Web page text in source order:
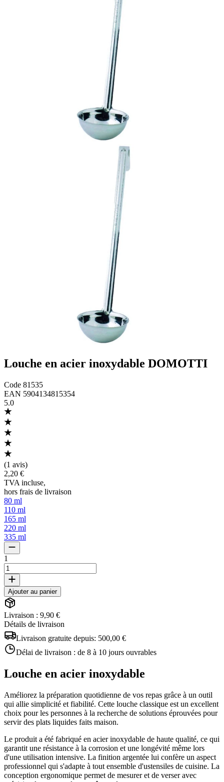
Louche en acier inoxydable DOMOTTI
Code 81535
EAN 5904134815354
5.0
(1 avis)
2,20 €
TVA incluse,
hors frais de livraison
80 ml
110 ml
165 ml
220 ml
335 ml
1
Ajouter au panier
Livraison : 9,90 €
Détails de livraison
Livraison gratuite depuis: 500,00 €
Délai de livraison : de 8 à 10 jours ouvrables
Louche en acier inoxydable
Améliorez la préparation quotidienne de vos repas grâce à un outil
qui allie simplicité et fiabilité. Cette louche classique est un excellent
choix pour les personnes à la recherche de solutions éprouvées pour
servir des plats liquides faits maison.
Le produit a été fabriqué en acier inoxydable de haute qualité, ce qui
garantit une résistance à la corrosion et une longévité même lors
d'une utilisation intensive. La finition argentée lui confère un aspect
professionnel qui s'adapte à tout ensemble d'ustensiles de cuisine. La
conception ergonomique permet de mesurer et de verser avec